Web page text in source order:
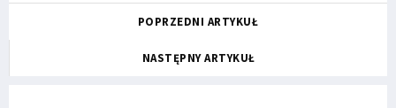
POPRZEDNI ARTYKUŁ
NASTĘPNY ARTYKUŁ